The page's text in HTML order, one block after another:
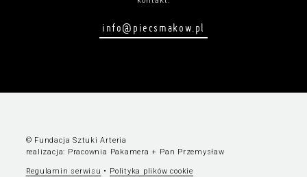
info@piecsmakow.pl
© Fundacja Sztuki Arteria
realizacja: Pracownia Pakamera + Pan Przemysław
Regulamin serwisu • Polityka plików cookie